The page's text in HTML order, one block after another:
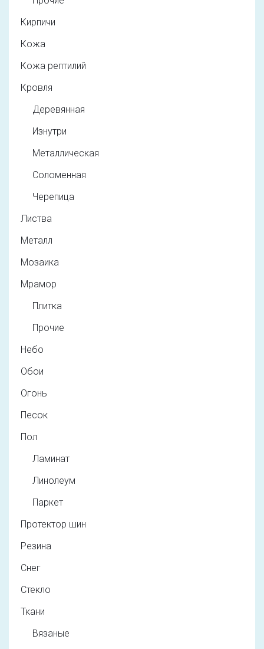
Кирпичи
Кожа
Кожа рептилий
Кровля
Деревянная
Изнутри
Металлическая
Соломенная
Черепица
Листва
Металл
Мозаика
Мрамор
Плитка
Прочие
Небо
Обои
Огонь
Песок
Пол
Ламинат
Линолеум
Паркет
Протектор шин
Резина
Снег
Стекло
Ткани
Вязаные